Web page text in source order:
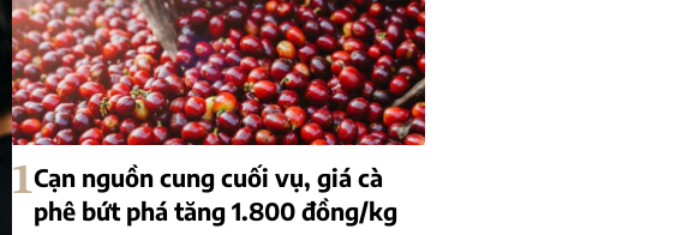
1Cạn nguồn cung cuối vụ, giá cà
phê bứt phá tăng 1.800 đồng/kg